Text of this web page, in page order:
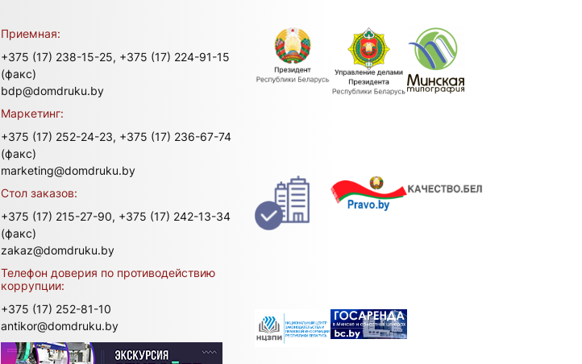
Приемная:
+375 (17) 238-15-25, +375 (17) 224-91-15
(факс)
bdp@domdruku.by
Маркетинг:
+375 (17) 252-24-23, +375 (17) 236-67-74
(факс)
marketing@domdruku.by
Стол заказов:
+375 (17) 215-27-90, +375 (17) 242-13-34
(факс)
zakaz@domdruku.by
Телефон доверия по противодействию
коррупции:
+375 (17) 252-81-10
antikor@domdruku.by